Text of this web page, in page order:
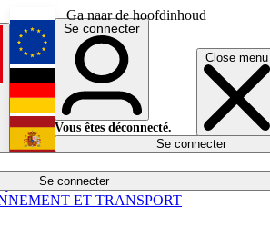
Ga naar de hoofdinhoud
Close menu
Se connecter
Économie
English
Deutsch
Español
Se connecter
Vous êtes déconnecté.
Se connecter
ET TRANSPORT